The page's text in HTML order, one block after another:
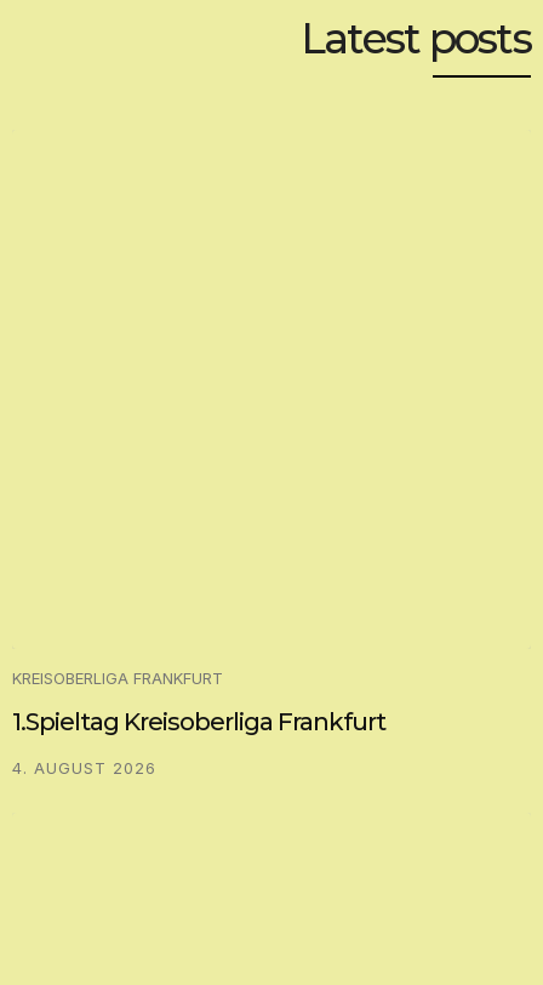
Latest posts
KREISOBERLIGA FRANKFURT
1.Spieltag Kreisoberliga Frankfurt
4. AUGUST 2026